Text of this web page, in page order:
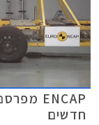
חדשים